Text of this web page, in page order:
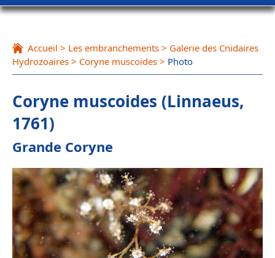
Accueil > Les embranchements > Galerie des Cnidaires
Hydrozoaires > Coryne muscoides > Photo
Coryne muscoides (Linnaeus,
1761)
Grande Coryne